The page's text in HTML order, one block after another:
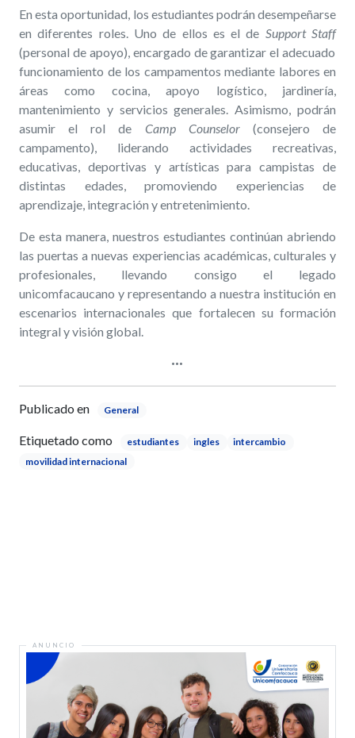
En esta oportunidad, los estudiantes podrán desempeñarse
en diferentes roles. Uno de ellos es el de Support Staff
(personal de apoyo), encargado de garantizar el adecuado
funcionamiento de los campamentos mediante labores en
áreas como cocina, apoyo logístico, jardinería,
mantenimiento y servicios generales. Asimismo, podrán
asumir el rol de Camp Counselor(consejero de
campamento), liderando actividades recreativas,
educativas, deportivas y artísticas para campistas de
distintas edades, promoviendo experiencias de
aprendizaje, integración y entretenimiento.
De esta manera, nuestros estudiantes continúan abriendo
las puertas a nuevas experiencias académicas, culturales y
profesionales, llevando consigo el legado
unicomfacaucano y representando a nuestra institución en
escenarios internacionales que fortalecen su formación
integral y visión global.
Publicado en General
Etiquetado como estudiantes ingles
intercambio
movilidad internacional